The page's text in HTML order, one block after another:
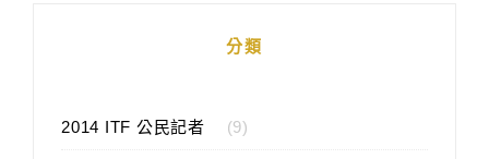
分類
2014 ITF 公民記者 (9)